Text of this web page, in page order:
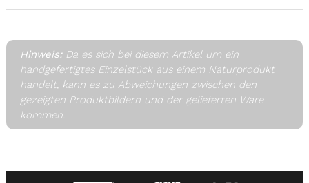
Hinweis: Da es sich bei diesem Artikel um ein
handgefertigtes Einzelstück aus einem Naturprodukt
handelt, kann es zu Abweichungen zwischen den
gezeigten Produktbildern und der gelieferten Ware
kommen.